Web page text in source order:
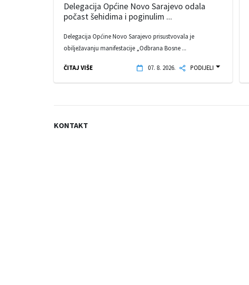
Delegacija Općine Novo Sarajevo odala
počast šehidima i poginulim ...
Delegacija Općine Novo Sarajevo prisustvovala je
obilježavanju manifestacije „Odbrana Bosne ...
ČITAJ VIŠE 07. 8. 2026. PODIJELI
KONTAKT